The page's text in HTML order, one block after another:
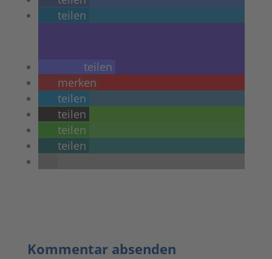
teilen
teilen
merken
teilen
teilen
teilen
teilen
Kommentar absenden